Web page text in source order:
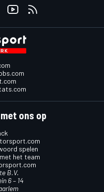
ons op
spelen
het team
B.V.
6 – 14